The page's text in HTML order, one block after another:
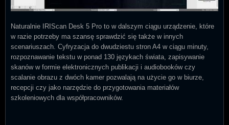
Naturalnie IRIScan Desk 5 Pro to w dalszym ciągu urządzenie, które
w razie potrzeby ma szansę sprawdzić się także w innych
scenariuszach. Cyfryzacja do dwudziestu stron A4 w ciągu minuty,
rozpoznawanie tekstu w ponad 130 językach świata, zapisywanie
skanów w formie elektronicznych publikacji i audiobooków czy
scalanie obrazu z dwóch kamer pozwalają na użycie go w biurze,
recepcji czy jako narzędzie do przygotowania materiałów
szkoleniowych dla współpracowników.